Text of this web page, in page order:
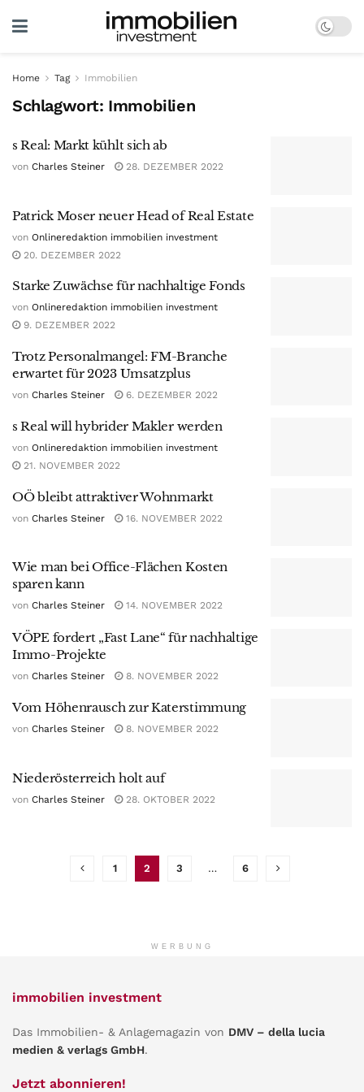
Home Tag Immobilien
Schlagwort: Immobilien
s Real: Markt kühlt sich ab
von Charles Steiner 28. DEZEMBER 2022
Patrick Moser neuer Head of Real Estate
von Onlineredaktion immobilien investment
20. DEZEMBER 2022
Starke Zuwächse für nachhaltige Fonds
von Onlineredaktion immobilien investment
9. DEZEMBER 2022
Trotz Personalmangel: FM-Branche
erwartet für 2023 Umsatzplus
von Charles Steiner 6. DEZEMBER 2022
s Real will hybrider Makler werden
von Onlineredaktion immobilien investment
21. NOVEMBER 2022
OÖ bleibt attraktiver Wohnmarkt
von Charles Steiner 16. NOVEMBER 2022
Wie man bei Office-Flächen Kosten
sparen kann
von Charles Steiner 14. NOVEMBER 2022
VÖPE fordert „Fast Lane“ für nachhaltige
Immo-Projekte
von Charles Steiner 8. NOVEMBER 2022
Vom Höhenrausch zur Katerstimmung
von Charles Steiner 8. NOVEMBER 2022
Niederösterreich holt auf
von Charles Steiner 28. OKTOBER 2022
1 2 3 … 6
WERBUNG
immobilien investment
Das Immobilien- & Anlagemagazin von DMV – della lucia
medien & verlags GmbH.
Jetzt abonnieren!